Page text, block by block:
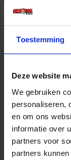
Toestemming
Deze website
We gebruiken
personaliseren,
en om ons
informatie over
partners voor
partners
€ 4,46
-
Bestel